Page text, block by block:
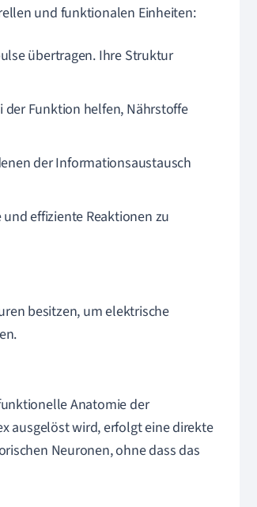
und funktionalen Einheiten:
übertragen. Ihre Struktur
Funktion helfen, Nährstoffe
der Informationsaustausch
effiziente Reaktionen zu
besitzen, um elektrische
Anatomie der
ausgelöst wird, erfolgt eine direkte
Neuronen, ohne dass das